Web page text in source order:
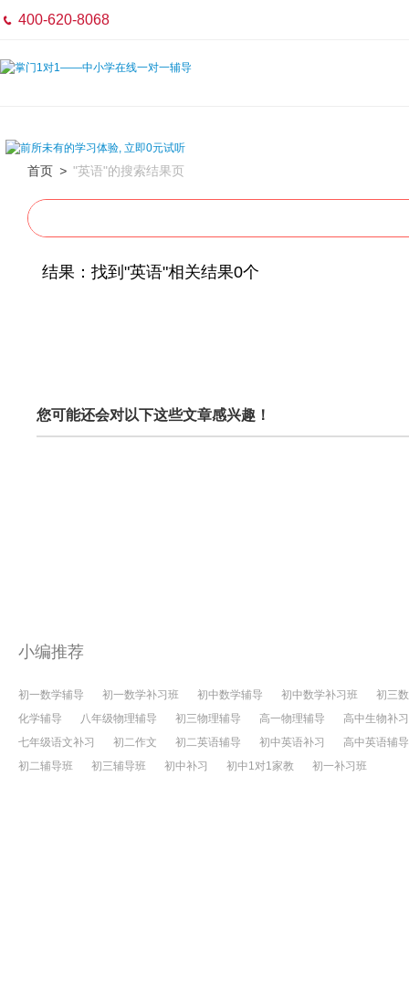
 400-620-8068
首页 > "英语"的搜索结果页
结果：找到"英语"相关结果0个
您可能还会对以下这些文章感兴趣！
小编推荐
初一数学辅导 初一数学补习班 初中数学辅导 初中数学补习班
初三
化学辅导
八年级物理辅导 初三物理辅导 高一物理辅导
高中生物补习
七年级语文补习
初二作文 初二英语辅导 初中英语补习
高中英语辅导
初二辅导班
初三辅导班 初中补习 初中1对1家教 初一补习班